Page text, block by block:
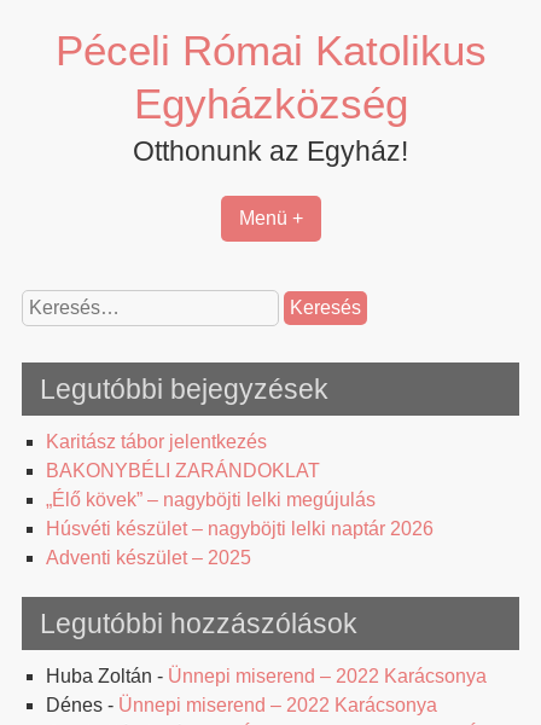
contentPéceli Római Katolikus
Egyházközség
Otthonunk az Egyház!
Menü +
Keresés:
Legutóbbi bejegyzések
Karitász tábor jelentkezés
BAKONYBÉLI ZARÁNDOKLAT
„Élő kövek” – nagyböjti lelki megújulás
Húsvéti készület – nagyböjti lelki naptár 2026
Adventi készület – 2025
Legutóbbi hozzászólások
Huba Zoltán - Ünnepi miserend – 2022 Karácsonya
Dénes- Ünnepi miserend – 2022 Karácsonya